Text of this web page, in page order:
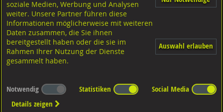
Dieser Artikel ist in 4Qualitäten erhältlich - Bitte wählen Sie...
soziale Medien, Werbung und Analysen
weiter. Unsere Partner führen diese
Informationen möglicherweise mit weiteren
Daten zusammen, die Sie ihnen
bereitgestellt haben oder die sie im
Rahmen Ihrer Nutzung der Dienste
gesammelt haben.
Auswahl erlauben
Notwendig Statistiken
Social Media
Details zeigen